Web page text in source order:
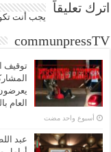
اترك تعليقاً
يجب أنت
communpressTV
توقيف
العام
‏أسبوع واحد مضت
عبد